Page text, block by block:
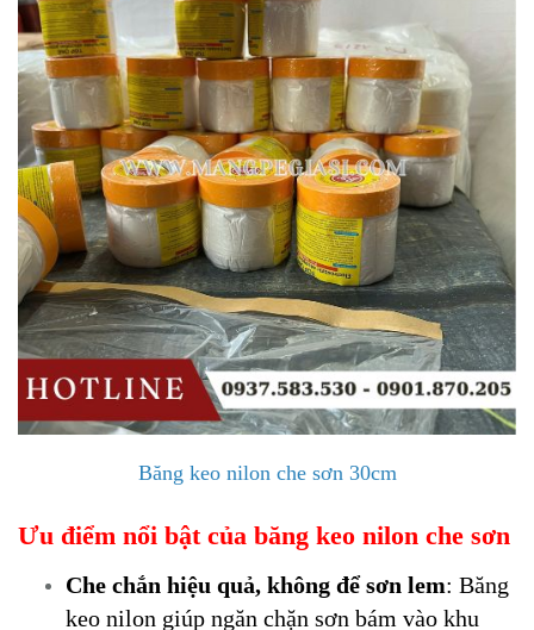
Băng keo nilon che sơn 30cm
Ưu điểm nổi bật của băng keo nilon che sơn
Che chắn hiệu quả, không để sơn lem: Băng
keo nilon giúp ngăn chặn sơn bám vào khu